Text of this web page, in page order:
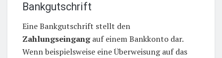
Bankgutschrift
Eine Bankgutschrift stellt den
Zahlungseingangauf einem Bankkonto dar.
Wenn beispielsweise eine Überweisung auf das